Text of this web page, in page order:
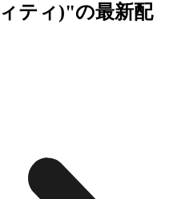
ティ)"の最新配